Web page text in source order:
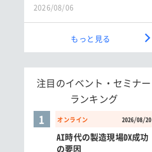
2026/08/06
もっと見る
注目のイベント・セミナー
ランキング
オンライン 2026/08/20
1
AI時代の製造現場DX成功
の要因